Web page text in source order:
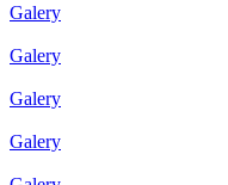
Galery
Galery
Galery
Galery